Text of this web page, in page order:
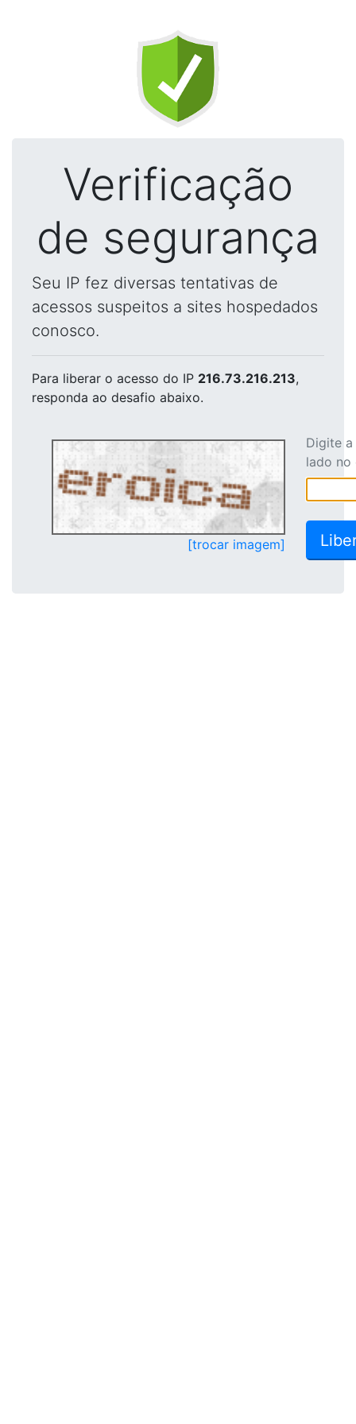
Verificação
de segurança
Seu IP fez diversas tentativas de
acessos suspeitos a sites hospedados
conosco.
Para liberar o acesso do IP 216.73.216.213,
responda ao desafio abaixo.
[trocar imagem]
Digite
lado no